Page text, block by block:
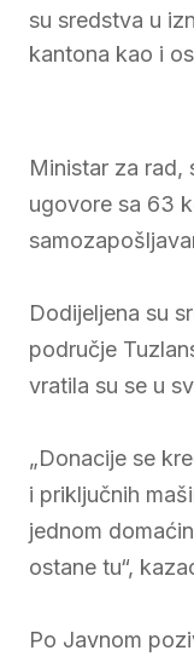
su sredstva u
kantona kao i
Ministar za rad,
ugovore sa 63
Dodijeljena su
područje
vratila su se u
„Donacije se
i priključnih
jednom
ostane tu“,
Po Javnom